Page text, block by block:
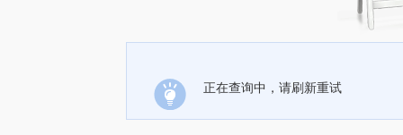
正在查询中，请刷新重试